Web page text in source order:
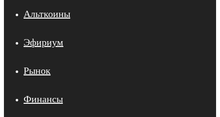
Альткоины
Эфириум
Рынок
Финансы